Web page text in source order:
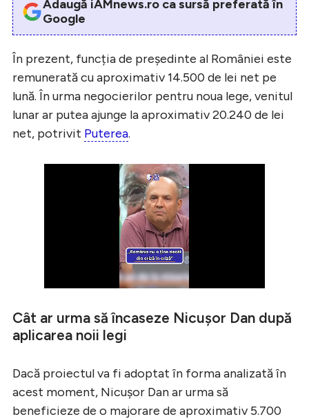
Adaugă iAMnews.ro ca sursă preferată în
Google
În prezent, funcția de președinte al României este
remunerată cu aproximativ 14.500 de lei net pe
lună. În urma negocierilor pentru noua lege, venitul
lunar ar putea ajunge la aproximativ 20.240 de lei
net, potrivit Puterea.
Cât ar urma să încaseze Nicușor Dan după
aplicarea noii legi
Dacă proiectul va fi adoptat în forma analizată în
acest moment, Nicușor Dan ar urma să
beneficieze de o majorare de aproximativ 5.700